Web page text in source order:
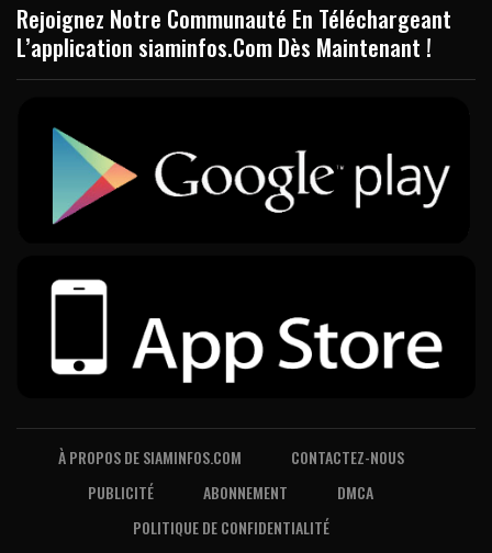
Rejoignez Notre Communauté En Téléchargeant
L’application siaminfos.Com Dès Maintenant !
À PROPOS DE SIAMINFOS.COM
CONTACTEZ-NOUS
PUBLICITÉ
ABONNEMENT
DMCA
POLITIQUE DE CONFIDENTIALITÉ